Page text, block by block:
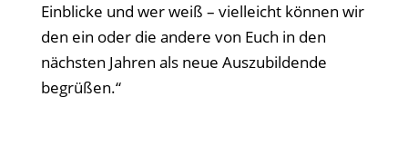
Einblicke und wer weiß – vielleicht können wir
den ein oder die andere von Euch in den
nächsten Jahren als neue Auszubildende
begrüßen.“